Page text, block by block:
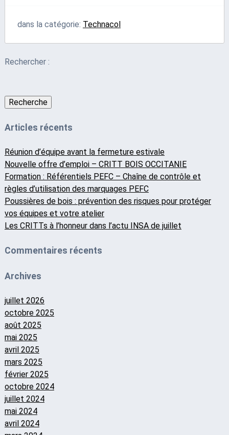
dans la catégorie: Technacol
Rechercher :
Recherche
Articles récents
Réunion d’équipe avant la fermeture estivale
Nouvelle offre d’emploi – CRITT BOIS OCCITANIE
Formation : Référentiels PEFC – Chaîne de contrôle et
règles d’utilisation des marquages PEFC
Poussières de bois : prévention des risques pour protéger
vos équipes et votre atelier
Les CRITTs à l’honneur dans l’actu INSA de juillet
Commentaires récents
Archives
juillet 2026
octobre 2025
août 2025
mai 2025
avril 2025
mars 2025
février 2025
octobre 2024
juillet 2024
mai 2024
avril 2024